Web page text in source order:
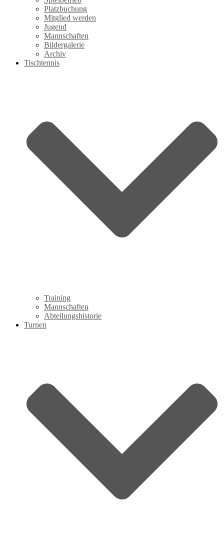
Platzbuchung
Mitglied werden
Jugend
Mannschaften
Bildergalerie
Archiv
Tischtennis
Training
Mannschaften
Abteilungshistorie
Turnen